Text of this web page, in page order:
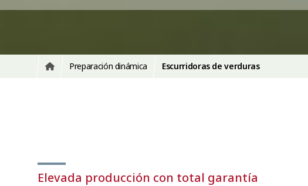
Preparación dinámica Escurridoras de verduras
Elevada producción con total garantía